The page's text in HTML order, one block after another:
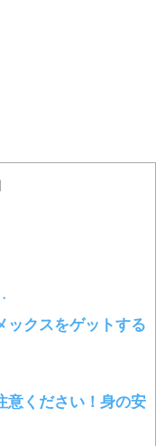
ックスをゲットする
意ください！身の安